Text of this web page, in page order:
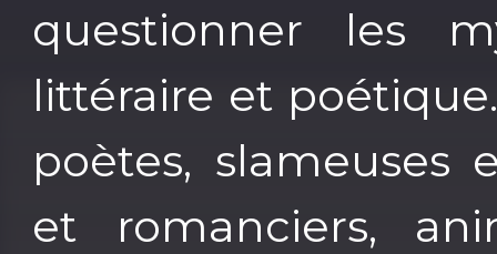
questionner les
littéraire et
poètes, slameuses
et romanciers,